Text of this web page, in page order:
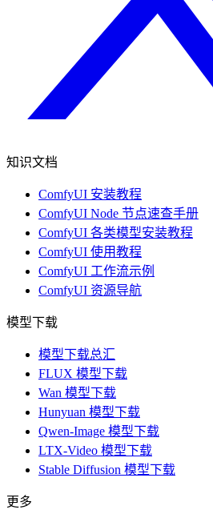
知识文档
ComfyUI 安装教程
ComfyUI Node 节点速查手册
ComfyUI 各类模型安装教程
ComfyUI 使用教程
ComfyUI 工作流示例
ComfyUI 资源导航
模型下载
模型下载总汇
FLUX 模型下载
Wan 模型下载
Hunyuan 模型下载
Qwen-Image 模型下载
LTX-Video 模型下载
Stable Diffusion 模型下载
更多